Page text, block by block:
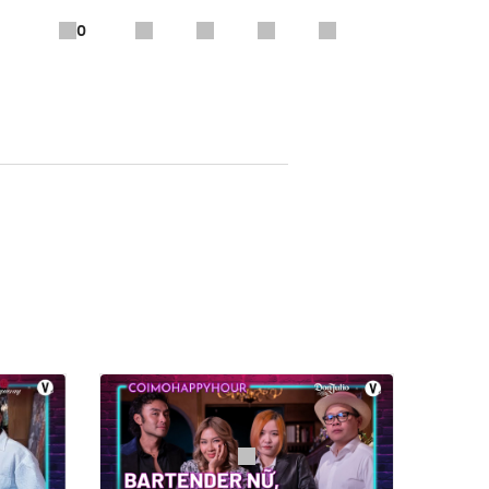
0
Kênh TikTok của chú,
Nam.
đi bar?” Liệu rằng trẻ không